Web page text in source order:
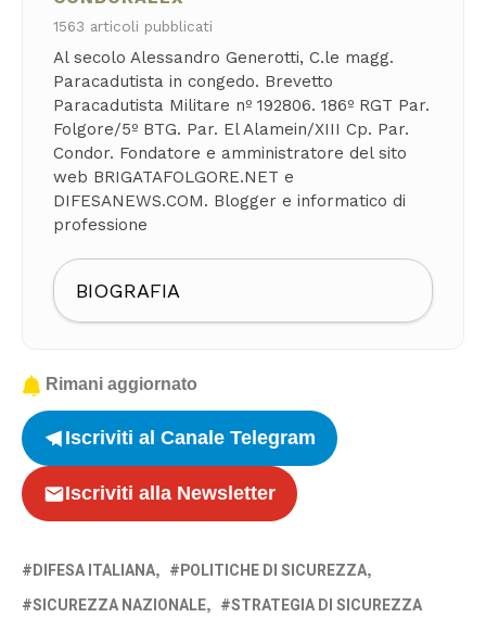
1563 articoli pubblicati
Al secolo Alessandro Generotti, C.le magg.
Paracadutista in congedo. Brevetto
Paracadutista Militare nº 192806. 186º RGT Par.
Folgore/5º BTG. Par. El Alamein/XIII Cp. Par.
Condor. Fondatore e amministratore del sito
web BRIGATAFOLGORE.NET e
DIFESANEWS.COM. Blogger e informatico di
professione
BIOGRAFIA
Rimani aggiornato
Iscriviti al Canale Telegram
Iscriviti alla Newsletter
DIFESA ITALIANA
POLITICHE DI SICUREZZA
SICUREZZA NAZIONALE
STRATEGIA DI SICUREZZA